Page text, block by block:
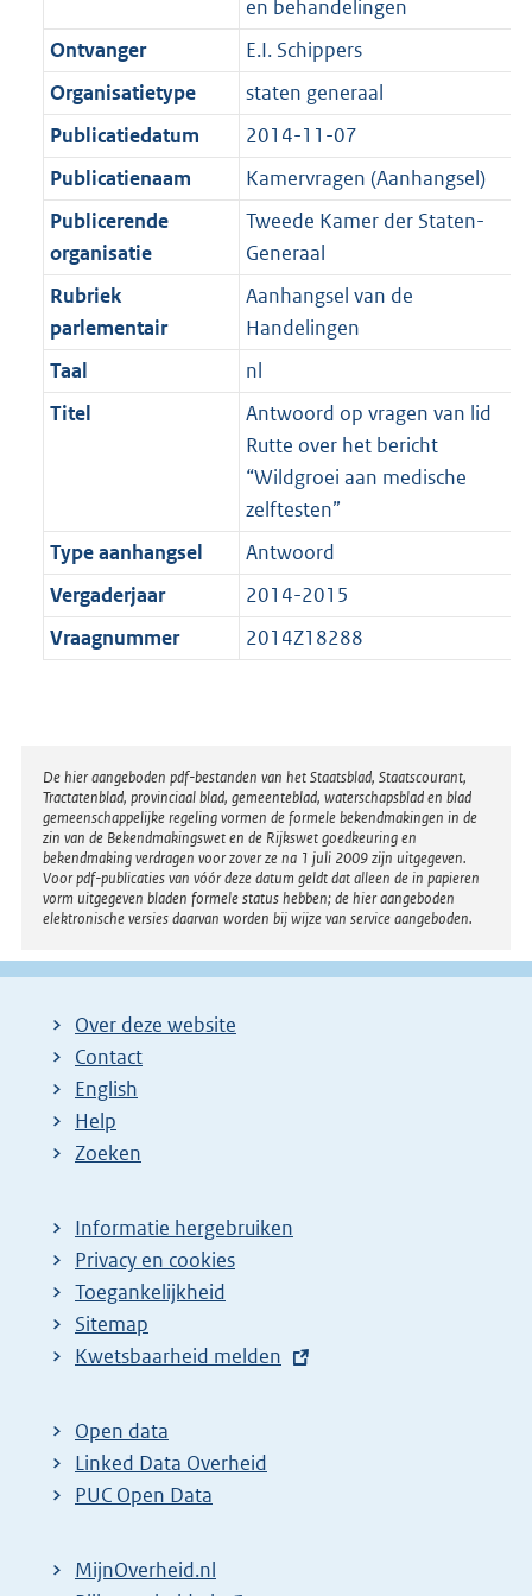
t
a
t
K
b
2
K
b
en behandelingen
Ontvanger
E.I. Schippers
Organisatietype
staten generaal
Publicatiedatum
2014-11-07
Publicatienaam
Kamervragen (Aanhangsel)
Publicerende
organisatie
Tweede Kamer der Staten-
Generaal
Rubriek
parlementair
Aanhangsel van de
Handelingen
Taal
nl
Titel
Antwoord op vragen van lid
Rutte over het bericht
“Wildgroei aan medische
zelftesten”
Type aanhangsel
Antwoord
Vergaderjaar
2014-2015
Vraagnummer
2014Z18288
Disclaimer
De hier aangeboden pdf-bestanden van het Staatsblad, Staatscourant,
Tractatenblad, provinciaal blad, gemeenteblad, waterschapsblad en blad
gemeenschappelijke regeling vormen de formele bekendmakingen in de
zin van de Bekendmakingswet en de Rijkswet goedkeuring en
bekendmaking verdragen voor zover ze na 1 juli 2009 zijn uitgegeven.
Voor pdf-publicaties van vóór deze datum geldt dat alleen de in papieren
vorm uitgegeven bladen formele status hebben; de hier aangeboden
elektronische versies daarvan worden bij wijze van service aangeboden.
Over deze website
Contact
English
Help
Zoeken
Informatie hergebruiken
Privacy en cookies
Toegankelijkheid
Sitemap
E
t
e
r
l
Kwetsbaarheid melden
Open data
Linked Data Overheid
PUC Open Data
MijnOverheid.nl